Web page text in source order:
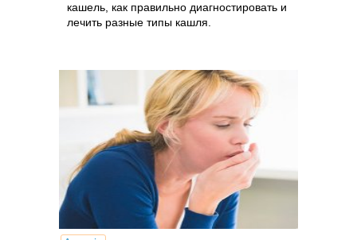
кашель, как правильно диагностировать и
лечить разные типы кашля.